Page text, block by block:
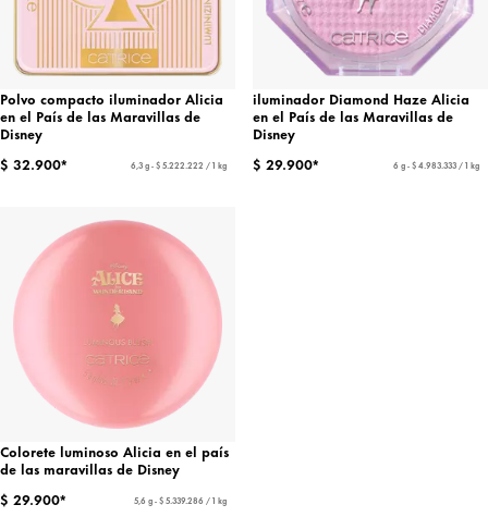
Polvo compacto iluminador Alicia
en el País de las Maravillas de
Disney
$ 32.900*
6,3 g - $ 5.222.222 / 1 kg
iluminador Diamond Haze Alicia
en el País de las Maravillas de
Disney
$ 29.900*
6 g - $ 4.983.333 / 1 kg
Colorete luminoso Alicia en el país
de las maravillas de Disney
$ 29.900*
5,6 g - $ 5.339.286 / 1 kg